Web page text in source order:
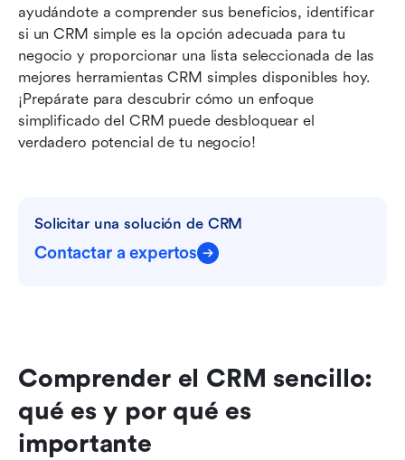
ayudándote a comprender sus beneficios, identificar
si un CRM simple es la opción adecuada para tu
negocio y proporcionar una lista seleccionada de las
mejores herramientas CRM simples disponibles hoy.
¡Prepárate para descubrir cómo un enfoque
simplificado del CRM puede desbloquear el
verdadero potencial de tu negocio!
Solicitar una solución de CRM
Contactar a expertos
Comprender el CRM sencillo:
qué es y por qué es
importante